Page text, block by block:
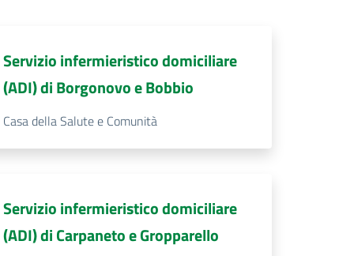
Servizio infermieristico domiciliare
(ADI) di Borgonovo e Bobbio
Casa della Salute e Comunità
Servizio infermieristico domiciliare
(ADI) di Carpaneto e Gropparello